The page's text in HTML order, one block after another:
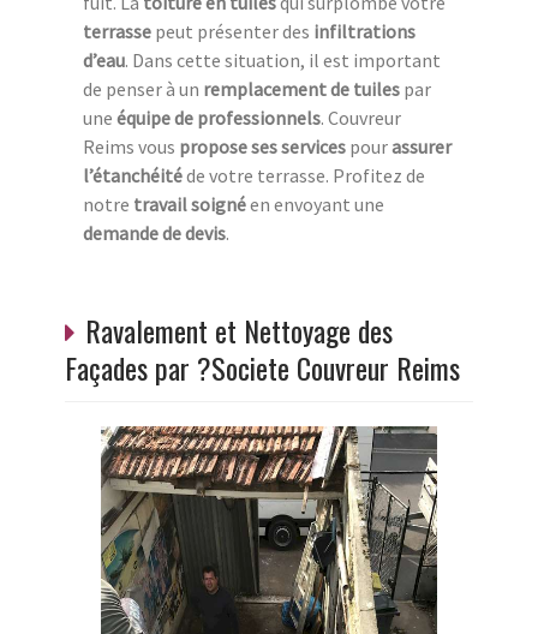
terrasse peut présenter des infiltrations
d’eau. Dans cette situation, il est important
de penser à un remplacement de tuiles par
une équipe de professionnels. Couvreur
Reims vous propose ses services pourassurer
l’étanchéitéde votre terrasse. Profitez de
notre travail soignéen envoyant une
demande de devis.
Ravalement et Nettoyage des
Façades par ?Societe Couvreur Reims